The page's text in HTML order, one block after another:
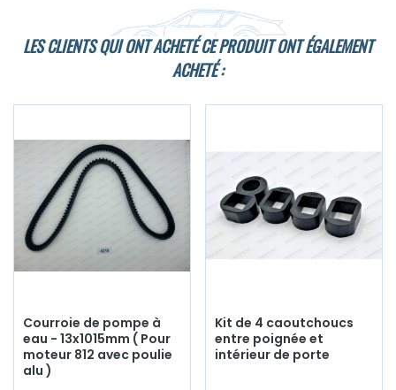
LES CLIENTS QUI ONT ACHETÉ CE PRODUIT ONT ÉGALEMENT
ACHETÉ :
Courroie de pompe à
eau - 13x1015mm ( Pour
moteur 812 avec poulie
alu )
Kit de 4 caoutchoucs
entre poignée et
intérieur de porte